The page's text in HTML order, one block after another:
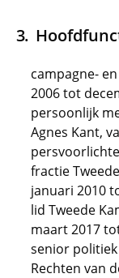
campagne-
2006 tot
persoonlijk
Agnes Kant,
fractie
januari 2010
lid Tweede
maart 2017
senior
Rechten van